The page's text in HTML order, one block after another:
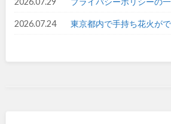
長崎
2026.07.24 東京都内で手持ち花火が